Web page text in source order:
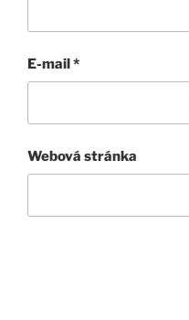
E-mail*
Webová stránka